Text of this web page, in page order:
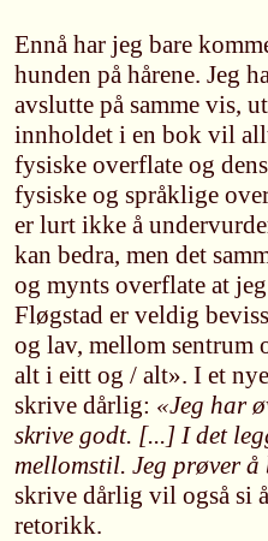
Ennå har jeg bare
hunden på hårene. Jeg
avslutte på samme vis,
innholdet i en bok vil
fysiske overflate og
fysiske og språklige
er lurt ikke å
kan bedra, men det
og mynts overflate at
Fløgstad er veldig
og lav, mellom sentrum
alt i eitt og / alt». I et
skrive dårlig: «Jeg har
skrive godt. [...] I det
mellomstil. Jeg prøver
skrive dårlig vil også si
retorikk.